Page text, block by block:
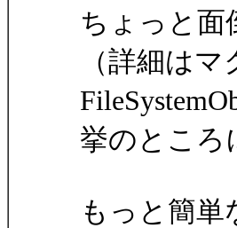
ちょっと面
（詳細は
挙のところ
もっと簡